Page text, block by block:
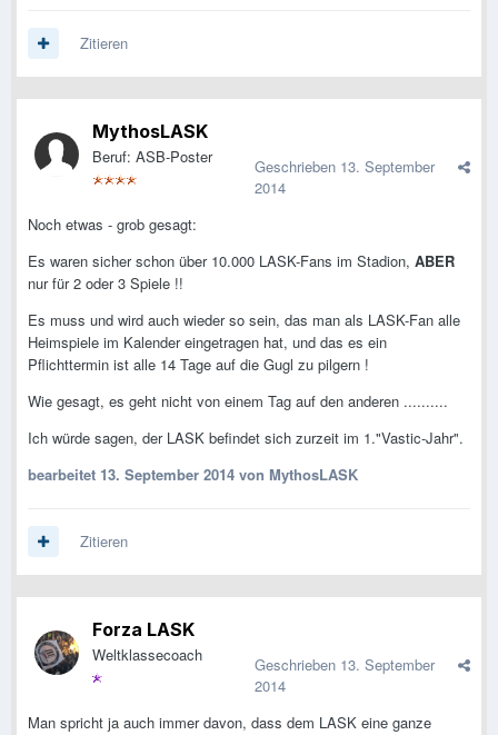
Zitieren
MythosLASK
Beruf: ASB-Poster Geschrieben 13. September
2014
Noch etwas - grob gesagt:
Es waren sicher schon über 10.000 LASK-Fans im Stadion, ABER
nur für 2 oder 3 Spiele !!
Es muss und wird auch wieder so sein, das man als LASK-Fan alle
Heimspiele im Kalender eingetragen hat, und das es ein
Pflichttermin ist alle 14 Tage auf die Gugl zu pilgern !
Wie gesagt, es geht nicht von einem Tag auf den anderen ..........
Ich würde sagen, der LASK befindet sich zurzeit im 1."Vastic-Jahr".
bearbeitet 13. September 2014 von MythosLASK
Zitieren
Forza LASK
Weltklassecoach Geschrieben 13. September
2014
Man spricht ja auch immer davon, dass dem LASK eine ganze